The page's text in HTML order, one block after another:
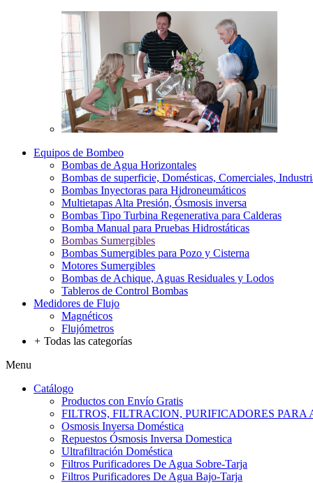
Equipos de Bombeo
Bombas de Agua Horizontales
Bombas de superficie, Domésticas, Comerciales,
Bombas Inyectoras para Hidroneumáticos
Multietapas Alta Presión, Ósmosis inversa
Bombas Tipo Turbina Regenerativa para Calderas
Bomba Manual para Pruebas Hidrostáticas
Bombas Sumergibles
Bombas Sumergibles para Pozo y Cisterna
Motores Sumergibles
Bombas de Achique, Aguas Residuales y Lodos
Tableros de Control Bombas
Medidores de Flujo
Magnéticos
Flujómetros
+ Todas las categorías
Menu
Catálogo
Productos con Envío Gratis
FILTROS, FILTRACION, PURIFICADORES PARA
Osmosis Inversa Doméstica
Repuestos Ósmosis Inversa Domestica
Ultrafiltración Doméstica
Filtros Purificadores De Agua Sobre-Tarja
Filtros Purificadores De Agua Bajo-Tarja